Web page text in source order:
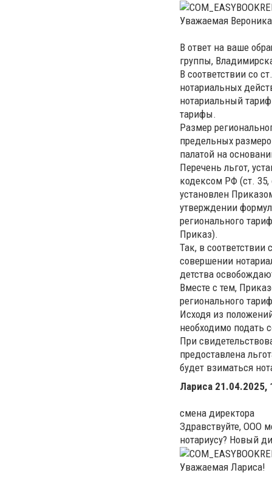
Уважаемая
В ответ на ваше
группы,
В соответствии со
нотариальных
нотариальный
тарифы.
Размер
предельных
палатой на
Перечень льгот,
кодексом РФ (ст. 35,
установлен
утверждении
регионального
Приказ).
Так, в
совершении
детства
Вместе с тем,
регионального
Исходя из
необходимо подать
При
предоставлена
будет взиматься
Лариса 21.04.2025,
смена директора
Здравствуйте, ООО
нотариусу? Новый
Уважаемая Лариса!